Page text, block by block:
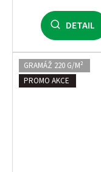
DETAIL
GRAMÁŽ 220 G/M²
PROMO AKCE